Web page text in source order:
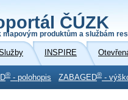
ČÚZK
mapovým produktům a službám
INSPIRE
® - polohopis ZABAGED® -